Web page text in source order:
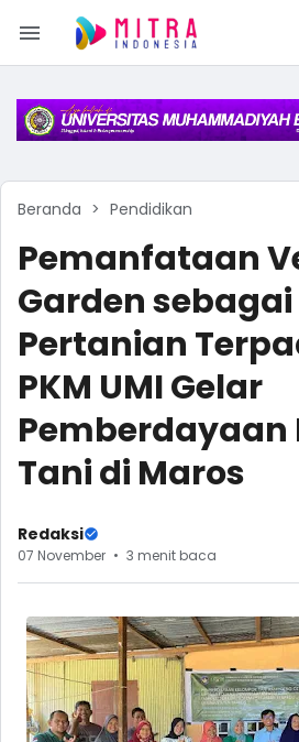
Beranda Pendidikan
Pemanfataan
Garden
Pertanian
PKM UMI Gelar
Pemberdayaan
Tani di Maros
Redaksi
07 November 3 menit baca